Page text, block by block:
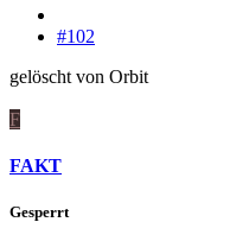
#102
gelöscht von Orbit
F
FAKT
Gesperrt